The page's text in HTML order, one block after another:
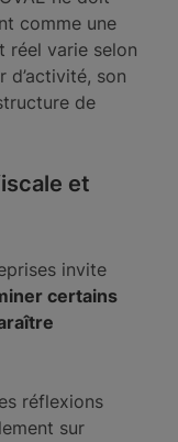
comme une
réel varie selon
d’activité, son
de
et
invite
certains
réflexions
sur